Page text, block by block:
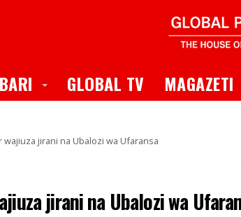
Toggle Dropdown
GLOBAL TV MAGAZETI
wajiuza jirani na Ubalozi wa Ufaransa
jirani na Ubalozi wa